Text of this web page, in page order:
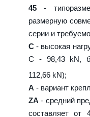
45 -
размерную
серии и
C - высокая
C - 98,43 kN,
112,66 kN);
A - вариант
ZA - средний
составляет от